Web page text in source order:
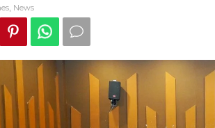
Digital
News